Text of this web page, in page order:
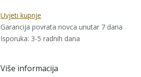
Uvjeti kupnje
Garancija povrata novca unutar 7 dana
Isporuka: 3-5 radnih dana
Više informacija